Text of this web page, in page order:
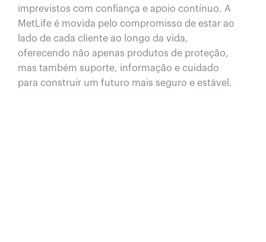
imprevistos com confiança e apoio contínuo. A
MetLife é movida pelo compromisso de estar ao
lado de cada cliente ao longo da vida,
oferecendo não apenas produtos de proteção,
mas também suporte, informação e cuidado
para construir um futuro mais seguro e estável.